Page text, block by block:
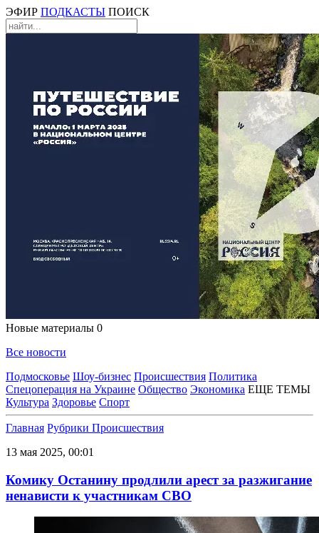
ЭФИР ПОДКАСТЫ ПОИСК
Новые материалы 0
Все новости
Подмосковье Шоу-бизнес Происшествия Политика
Спецоперация на Украине Общество Экономика ЕЩЕ ТЕМЫ
Культура Здоровье Спорт
Главная Рубрики Происшествия
13 мая 2025, 00:01
Комику Останину продлили арест за разжигание
ненависти к участникам СВО